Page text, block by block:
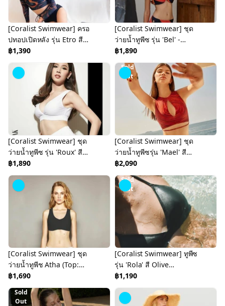
[Coralist Swimwear] ครอ
ปทอปเปิดหลัง รุ่น Etro สี
Night Wave (CRBW90)
฿1,390
[Coralist Swimwear] ชุด
ว่ายน้ำทูพีซ รุ่น 'Bel' -
Urban Jungle Part 2
(Sunset Brush) (CREX136)
฿1,890
[Coralist Swimwear] ชุด
ว่ายน้ำทูพีซ รุ่น 'Roux' สี
Sunrise (CREX184)
฿1,890
Sold
Out
[Coralist Swimwear] ชุด
ว่ายน้ำทูพีซรุ่น 'Mael' สี
Mars (CREX243)
฿2,090
[Coralist Swimwear] ชุด
ว่ายน้ำทูพีช Atha (Top:
Midnight/ Bottom :
Sunrise) (CREX60)
฿1,690
Sold
Out
[Coralist Swimwear] ทูพีซ
รุ่น 'Rola' สี Olive
(CREX222-Top)
฿1,190
Sold
Out